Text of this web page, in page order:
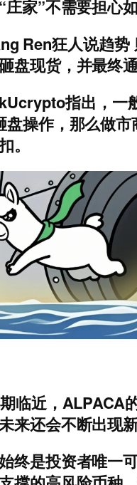
家”不需要担心
Ren狂人说趋
盘现货，并最终
指出，一
盘操作，那么做
。
临近，ALPACA
来还会不断出现
终是投资者唯一